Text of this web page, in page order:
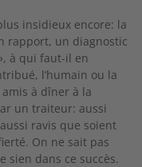
insidieux encore: la
rapport, un diagnostic
à qui faut-il en
l’humain ou la
amis à dîner à la
un traiteur: aussi
ravis que soient
On ne sait pas
sien dans ce succès.